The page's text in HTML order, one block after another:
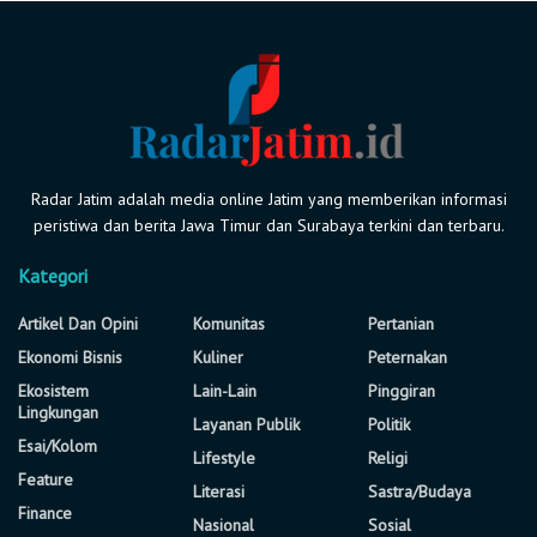
Radar Jatim adalah media online Jatim yang memberikan informasi
peristiwa dan berita Jawa Timur dan Surabaya terkini dan terbaru.
Kategori
Artikel Dan Opini
Ekonomi Bisnis
Ekosistem
Lingkungan
Esai/Kolom
Feature
Finance
Komunitas
Kuliner
Lain-Lain
Layanan Publik
Lifestyle
Literasi
Nasional
Pertanian
Peternakan
Pinggiran
Politik
Religi
Sastra/Budaya
Sosial